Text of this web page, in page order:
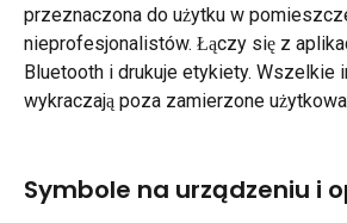
przeznaczona do użytku w
nieprofesjonalistów. Łączy się z
Bluetooth i drukuje etykiety. Wszelkie
wykraczają poza zamierzone
Symbole na urządzeniu i